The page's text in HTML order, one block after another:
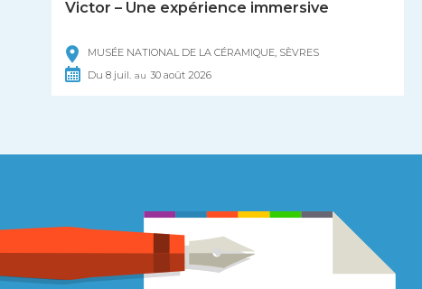
Victor – Une expérience immersive
MUSÉE NATIONAL DE LA CÉRAMIQUE, SÈVRES
Du 8 juil. au 30 août2026